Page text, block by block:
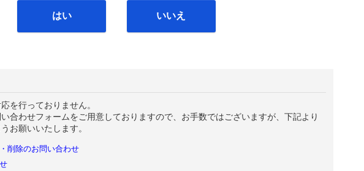
はい いいえ
を行っておりません。
合わせフォームをご用意しておりますので、お手数ではございますが、下記より
お願いいたします。
削除のお問い合わせ